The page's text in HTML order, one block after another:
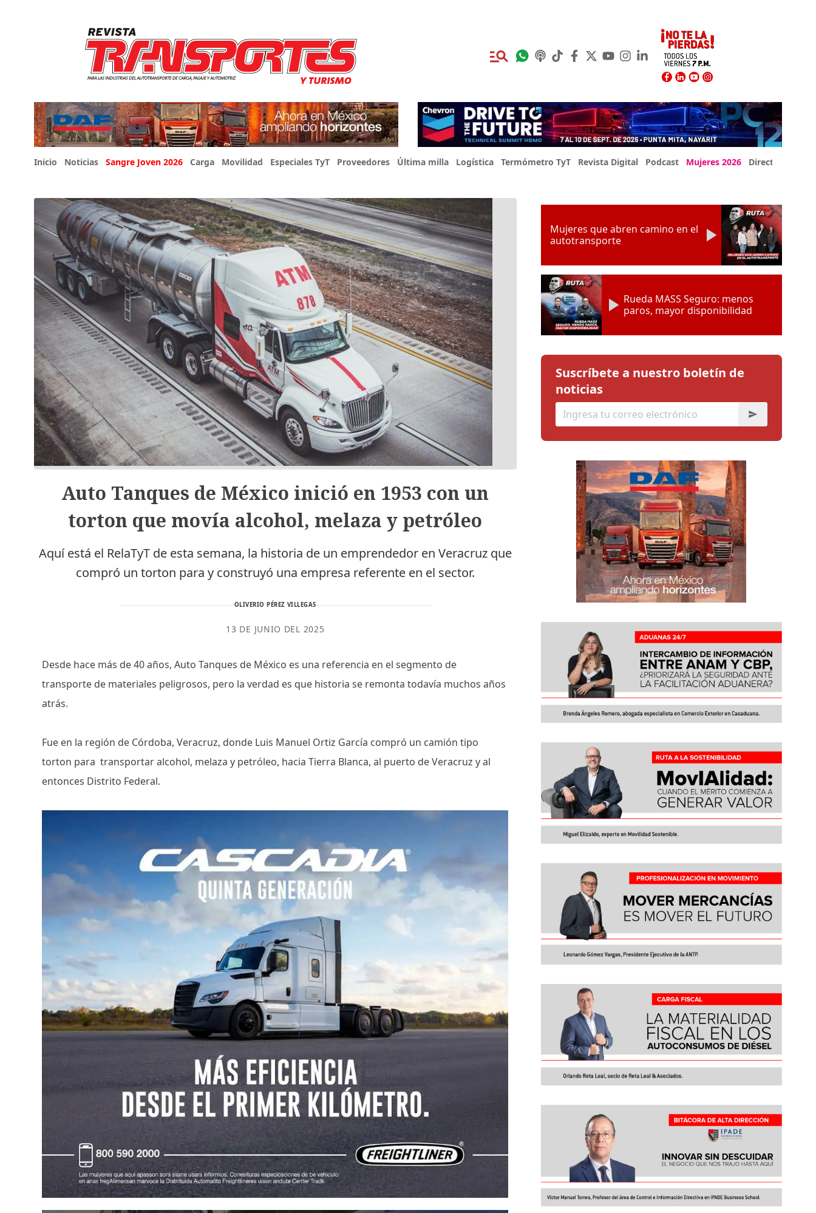
Inicio Noticias Sangre Joven 2026 Carga Movilidad Especiales TyT Proveedores Última milla Logística Termómetro TyT Revista Digital Podcast Mujeres 2026 Directorio Expo
Auto Tanques de México inició en 1953 con un
torton que movía alcohol, melaza y petróleo
Aquí está el RelaTyT de esta semana, la historia de un emprendedor en Veracruz que
compró un torton para y construyó una empresa referente en el sector.
OLIVERIO PÉREZ VILLEGAS
13 DE JUNIO DEL 2025
Desde hace más de 40 años, Auto Tanques de México es una referencia en el segmento de
transporte de materiales peligrosos, pero la verdad es que historia se remonta todavía muchos años
atrás.
Fue en la región de Córdoba, Veracruz, donde Luis Manuel Ortiz García compró un camión tipo
torton para transportar alcohol, melaza y petróleo, hacia Tierra Blanca, al puerto de Veracruz y al
entonces Distrito Federal.
Mujeres que abren camino en el
autotransporte
Rueda MASS Seguro: menos
paros, mayor disponibilidad
Suscríbete a nuestro boletín de
noticias